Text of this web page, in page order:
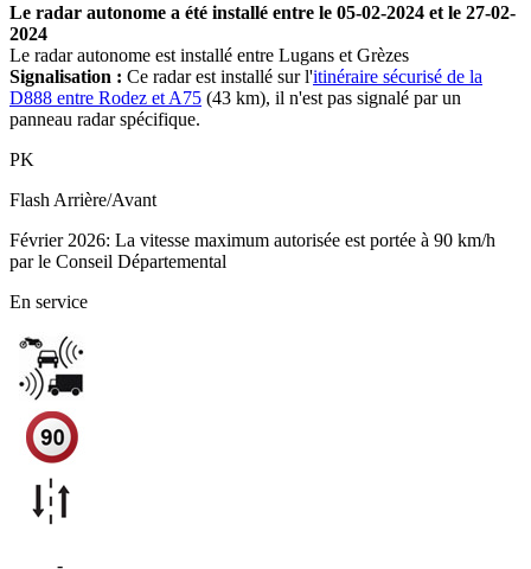
Le radar autonome a été installé entre le 05-02-2024 et le 27-02-
2024
Le radar autonome est installé entre Lugans et Grèzes
Signalisation : Ce radar est installé sur l'itinéraire sécurisé de la
D888 entre Rodez et A75 (43 km), il n'est pas signalé par un
panneau radar spécifique.
PK
Flash Arrière/Avant
Février 2026: La vitesse maximum autorisée est portée à 90 km/h
par le Conseil Départemental
En service
-